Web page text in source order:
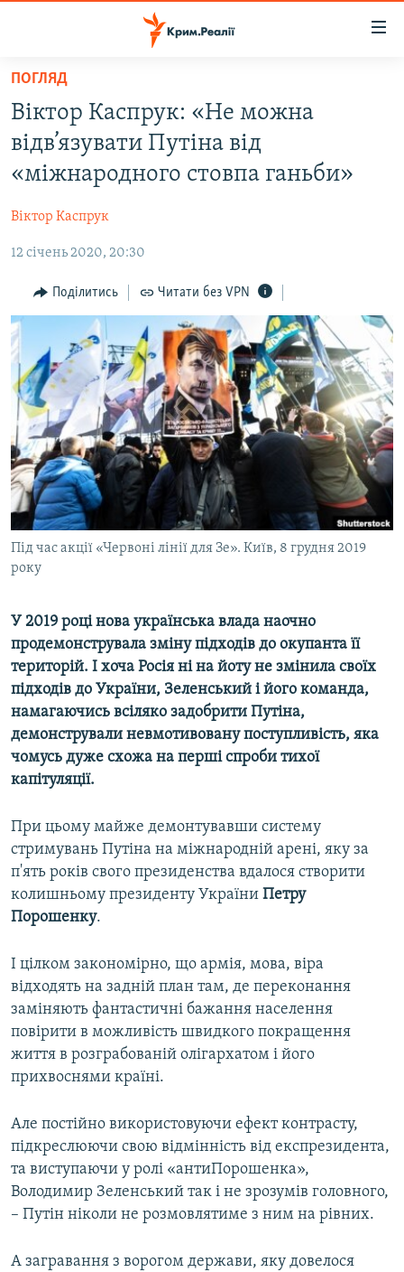
Перейти
основного
матеріалу
Перейти
до
основної
навігації
Перейти
пошуку
ВОДА.КРИМ
ВІДЕО ТА ФОТО
БЛОГИ
ПОГЛЯД
ІНТЕРВ'Ю
ВСЕ ЗА ДЕНЬ
СПЕЦПРОЕКТИ
ДЕПОРТАЦІЯ
ВІДЕОУРОКИ «ELIFBE»
СВІДЧЕННЯ ОКУПАЦІЇ
УКРАЇНСЬКА ПРОБЛЕМА КРИМУ
ІНФОГРАФІКА
ЯК ОБІЙТИ БЛОКУВАННЯ
Русский
Qırımtatar
ДОЛУЧАЙСЯ!
ПОГЛЯД
Віктор Каспрук: «Не можна
відв’язувати Путіна від
«міжнародного стовпа ганьби»
Віктор Каспрук
12 січень 2020, 20:30
Поділитись Читати без VPN
Під час акції «Червоні лінії для Зе». Київ, 8 грудня 2019
року
У 2019 році нова українська влада наочно
продемонструвала зміну підходів до окупанта її
територій. І хоча Росія ні на йоту не змінила своїх
підходів до України, Зеленський і його команда,
намагаючись всіляко задобрити Путіна,
демонстрували невмотивовану поступливість, яка
чомусь дуже схожа на перші спроби тихої
капітуляції.
При цьому майже демонтувавши систему
стримувань Путіна на міжнародній арені, яку за
п'ять років свого президенства вдалося створити
колишньому президенту України Петру
Порошенку.
І цілком закономірно, що армія, мова, віра
відходять на задній план там, де переконання
заміняють фантастичні бажання населення
повірити в можливість швидкого покращення
життя в розграбованій олігархатом і його
прихвоснями країні.
Але постійно використовуючи ефект контрасту,
підкреслюючи свою відмінність від експрезидента,
та виступаючи у ролі «антиПорошенка»,
Володимир Зеленський так і не зрозумів головного,
– Путін ніколи не розмовлятиме з ним на рівних.
А загравання з ворогом держави, яку довелося